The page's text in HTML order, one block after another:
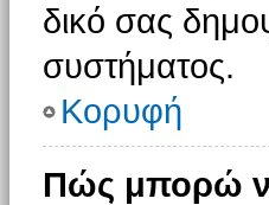
δικό σας
συστήματος.
Κορυφή
Πώς μπορώ